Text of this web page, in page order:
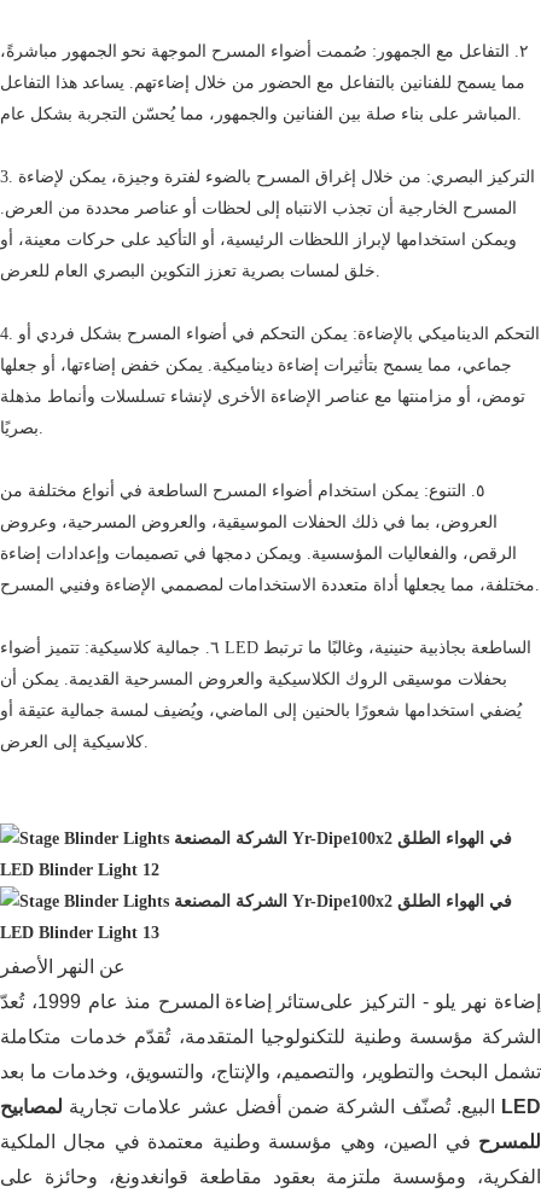
٢. التفاعل مع الجمهور: صُممت أضواء المسرح الموجهة نحو الجمهور مباشرةً،
مما يسمح للفنانين بالتفاعل مع الحضور من خلال إضاءتهم. يساعد هذا التفاعل
3. التركيز البصري: من خلال إغراق المسرح بالضوء لفترة وجيزة، يمكن لإضاءة
المسرح الخارجية أن تجذب الانتباه إلى لحظات أو عناصر محددة من العرض.
ويمكن استخدامها لإبراز اللحظات الرئيسية، أو التأكيد على حركات معينة، أو
4. التحكم الديناميكي بالإضاءة: يمكن التحكم في أضواء المسرح بشكل فردي أو
جماعي، مما يسمح بتأثيرات إضاءة ديناميكية. يمكن خفض إضاءتها، أو جعلها
تومض، أو مزامنتها مع عناصر الإضاءة الأخرى لإنشاء تسلسلات وأنماط مذهلة
٥. التنوع: يمكن استخدام أضواء المسرح الساطعة في أنواع مختلفة من
العروض، بما في ذلك الحفلات الموسيقية، والعروض المسرحية، وعروض
الرقص، والفعاليات المؤسسية. ويمكن دمجها في تصميمات وإعدادات إضاءة
٦. جمالية كلاسيكية: تتميز أضواء LED الساطعة بجاذبية حنينية، وغالبًا ما ترتبط
بحفلات موسيقى الروك الكلاسيكية والعروض المسرحية القديمة. يمكن أن
يُضفي استخدامها شعورًا بالحنين إلى الماضي، ويُضيف لمسة جمالية عتيقة أو
عن النهر الأصفر
إضاءة نهر يلو - التركيز علىستائر إضاءة المسرح
منذ عام 1999، تُعدّ
الشركة مؤسسة وطنية للتكنولوجيا المتقدمة، تُقدّم خدمات متكاملة
تشمل البحث والتطوير، والتصميم، والإنتاج، والتسويق، وخدمات ما بعد
البيع. تُصنّف الشركة ضمن أفضل عشر علامات تجارية لمصابيح LED
للمسرح في الصين، وهي مؤسسة وطنية معتمدة في مجال الملكية
الفكرية، ومؤسسة ملتزمة بعقود مقاطعة قوانغدونغ، وحائزة على